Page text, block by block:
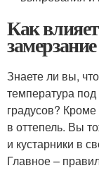
Как
Знаете ли вы,
температура
градусов? Кроме
в оттепель. Вы
и кустарники в
Главное –